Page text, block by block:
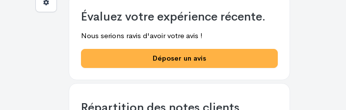
Évaluez votre expérience récente.
Nous serions ravis d'avoir votre avis !
Déposer un avis